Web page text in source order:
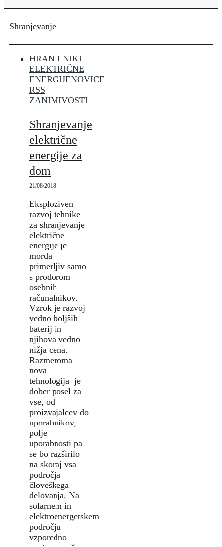
Shranjevanje
HRANILNIKI
ELEKTRIČNE
ENERGIJENOVICE
RSS
ZANIMIVOSTI
Shranjevanje
električne
energije za
dom
21/08/2018
Eksploziven
razvoj tehnike
za shranjevanje
električne
energije je
morda
primerljiv samo
s prodorom
osebnih
računalnikov.
Vzrok je razvoj
vedno boljših
baterij in
njihova vedno
nižja cena.
Razmeroma
nova
tehnologija je
dober posel za
vse, od
proizvajalcev do
uporabnikov,
polje
uporabnosti pa
se bo razširilo
na skoraj vsa
področja
človeškega
delovanja. Na
solarnem in
elektroenergetskem
področju
vzporedno